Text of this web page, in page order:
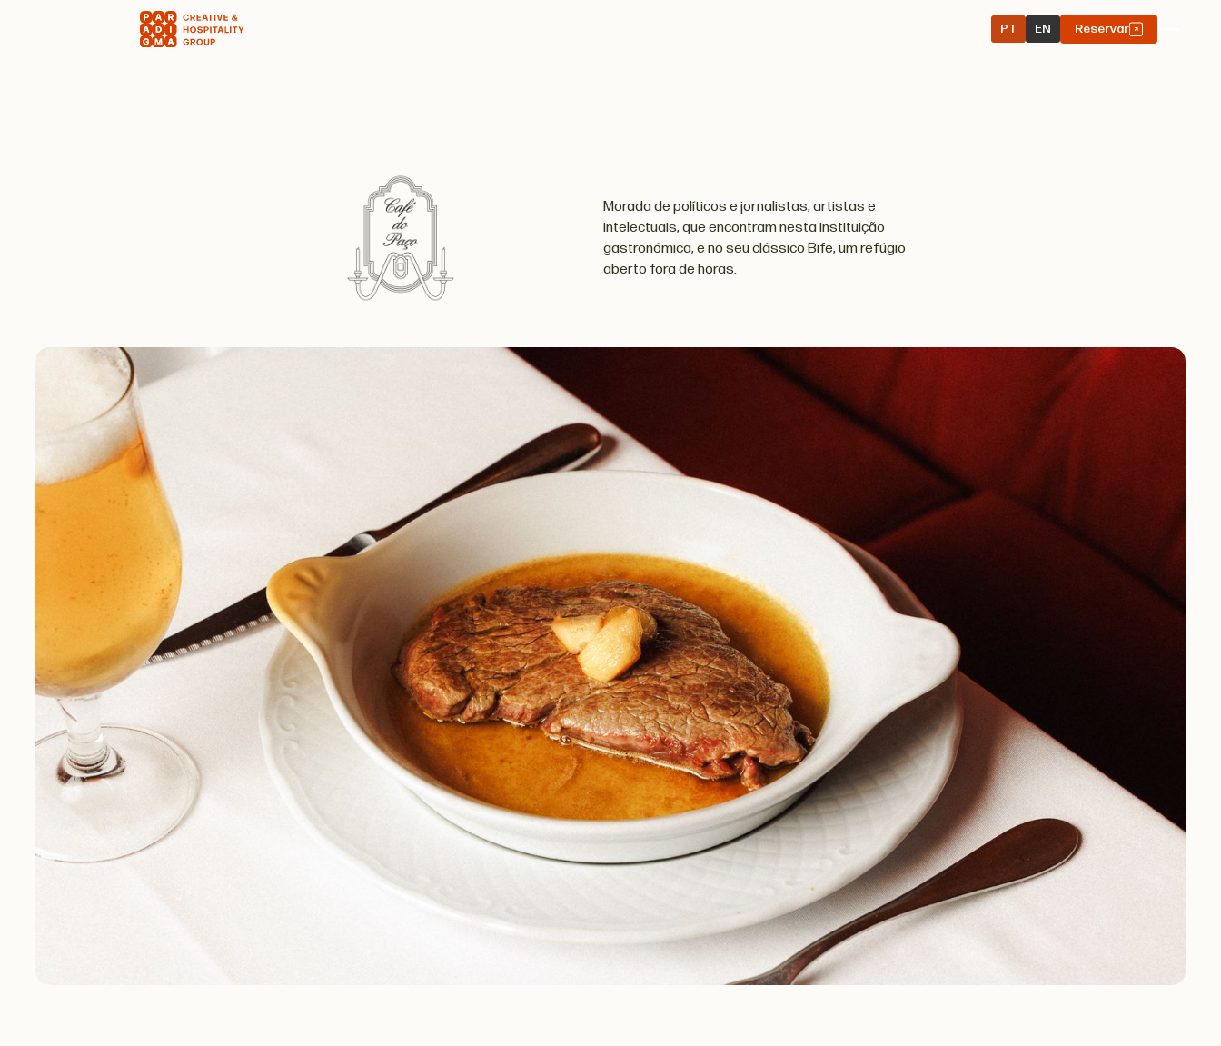
PT EN Reservar
Morada de políticos e jornalistas, artistas e
intelectuais, que encontram nesta instituição
gastronómica, e no seu clássico Bife, um refúgio
aberto fora de horas.